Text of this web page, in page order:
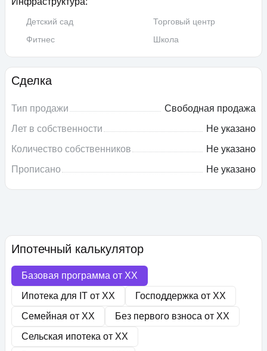
Детский сад
Торговый центр
Фитнес
Школа
Сделка
Тип продажи
Свободная продажа
Лет в собственности
Не указано
Количество собственников
Не указано
Прописано
Не указано
Ипотечный калькулятор
Базовая программа от XX
Ипотека для IT от XX Господдержка от XX
Семейная от XX Без первого взноса от XX
Сельская ипотека от XX